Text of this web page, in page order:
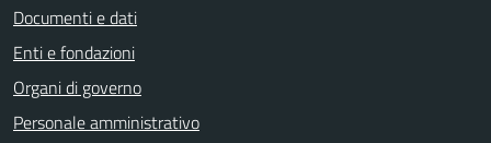
Documenti e dati
Enti e fondazioni
Organi di governo
Personale amministrativo